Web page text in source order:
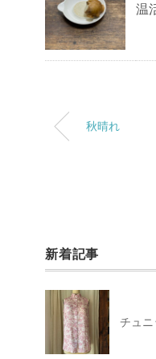
温
秋晴れ
新着記事
チュ